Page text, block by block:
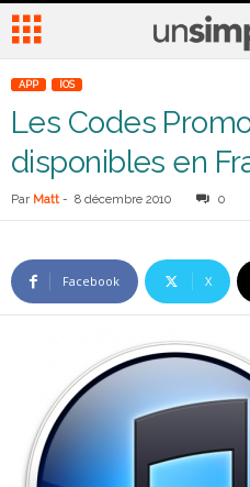
APP IOS
Les Codes
disponibles en
Par Matt - 8 décembre 2010 0
Facebook X